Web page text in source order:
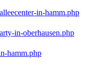
in-hamm.php
in-oberhausen.php
hamm.php